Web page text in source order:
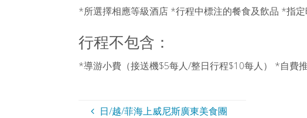
*所選擇相應等級酒店 *行程中標注的餐食及飲品 *指
行程不包含：
*導游小費（接送機$5每人/整日行程$10每人） *自費
日/越/菲海上威尼斯廣東美食團